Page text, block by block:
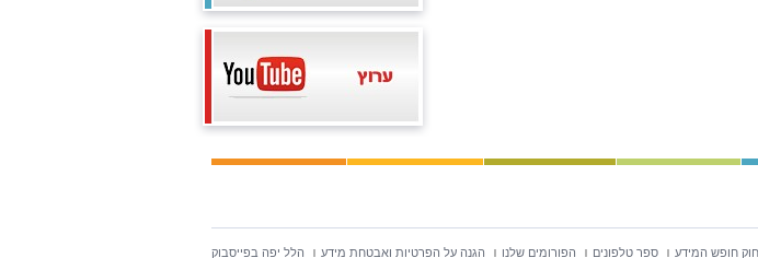
חוק חופש המידע ספר טלפונים הפורומים שלנו הגנה על הפרטיות ואבטחת מידע הלל יפה בפייסבוק